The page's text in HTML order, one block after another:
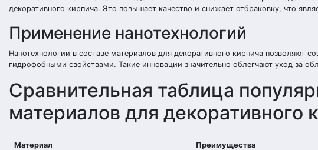
декоративного кирпича. Это повышает качество и снижает отбраковку, что
Применение нанотехнологий
Нанотехнологии в составе материалов для декоративного кирпича
гидрофобными свойствами. Такие инновации значительно облегчают уход за
Сравнительная таблица
материалов для декоративного
Материал Преимущества